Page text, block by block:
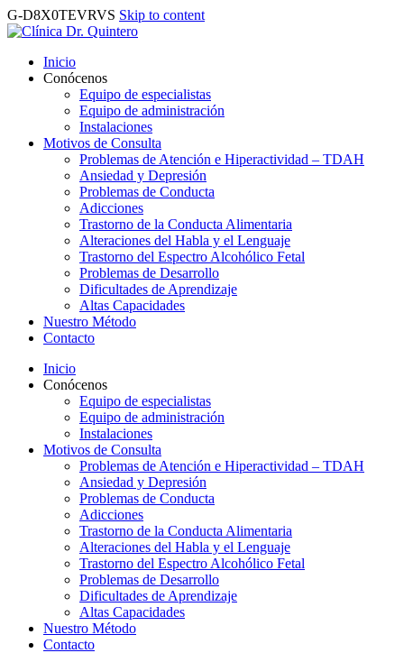
G-D8X0TEVRVS Skip to content
Inicio
Conócenos
Equipo de especialistas
Equipo de administración
Instalaciones
Motivos de Consulta
Problemas de Atención e Hiperactividad – TDAH
Ansiedad y Depresión
Problemas de Conducta
Adicciones
Trastorno de la Conducta Alimentaria
Alteraciones del Habla y el Lenguaje
Trastorno del Espectro Alcohólico Fetal
Problemas de Desarrollo
Dificultades de Aprendizaje
Altas Capacidades
Nuestro Método
Contacto
Inicio
Conócenos
Equipo de especialistas
Equipo de administración
Instalaciones
Motivos de Consulta
Problemas de Atención e Hiperactividad – TDAH
Ansiedad y Depresión
Problemas de Conducta
Adicciones
Trastorno de la Conducta Alimentaria
Alteraciones del Habla y el Lenguaje
Trastorno del Espectro Alcohólico Fetal
Problemas de Desarrollo
Dificultades de Aprendizaje
Altas Capacidades
Nuestro Método
Contacto